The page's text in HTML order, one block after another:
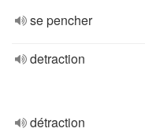
se pencher
detraction
détraction